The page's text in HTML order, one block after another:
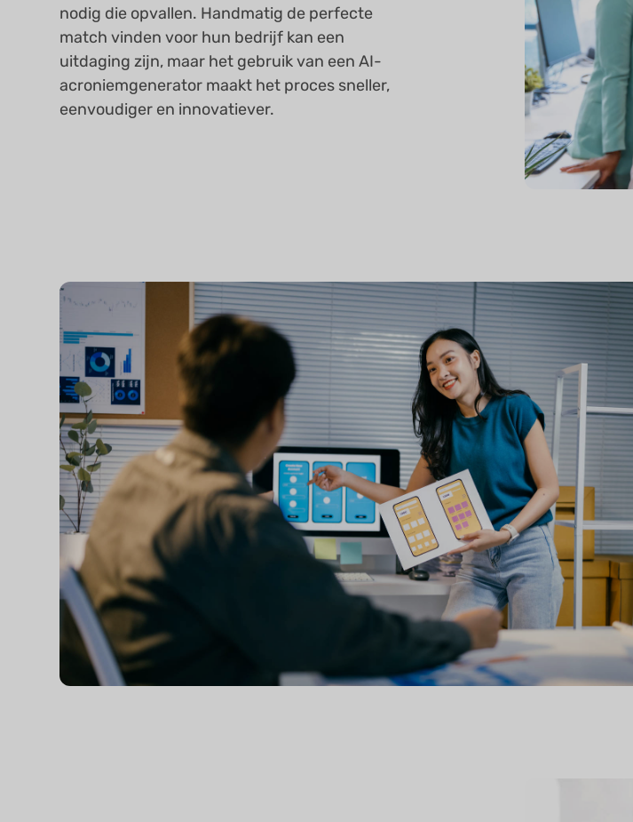
nodig die opvallen. Handmatig de perfecte
match vinden voor hun bedrijf kan een
uitdaging zijn, maar het gebruik van een AI-
acroniemgenerator maakt het proces sneller,
eenvoudiger en innovatiever.